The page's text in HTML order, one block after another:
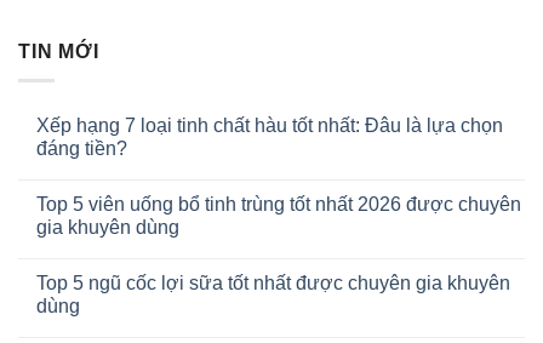
TIN MỚI
Xếp hạng 7 loại tinh chất hàu tốt nhất: Đâu là lựa chọn
đáng tiền?
Top 5 viên uống bổ tinh trùng tốt nhất 2026 được chuyên
gia khuyên dùng
Top 5 ngũ cốc lợi sữa tốt nhất được chuyên gia khuyên
dùng